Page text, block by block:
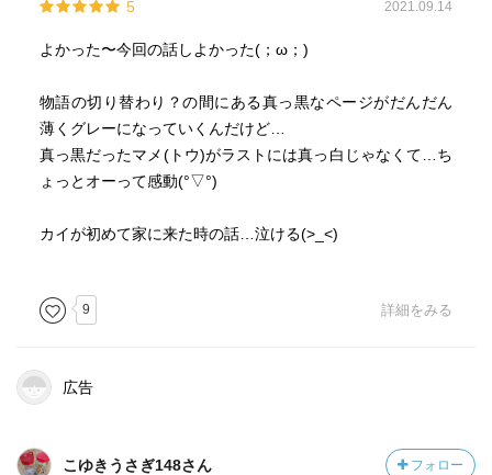
本人がそれを必要としているかは未だ謎ですが。
気付けなかったらどうしようかと心配していた紙の本なら
ではの仕掛けも、非常に分かりやすくて良かったです。
前巻のも良かったですが、今回のは更に良かった！
どんどん凄くなっていきますね、このシリーズ。
小豆に舌鼓を打ってしまいましたよ。一緒に食べていた友
諦めるな！！
それにしても…
5 2021.09.14
よかった〜今回の話しよかった(；ω；)
物語の切り替わり？の間にある真っ黒なページがだんだん
薄くグレーになっていくんだけど…
真っ黒だったマメ(トウ)がラストには真っ白じゃなくて…ち
ょっとオーって感動(°▽°)
カイが初めて家に来た時の話…泣ける(>_<)
9 詳細をみる
広告
こゆきうさぎ148さん フォロー